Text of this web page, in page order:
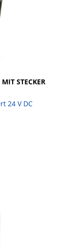
STECKER
24 V DC